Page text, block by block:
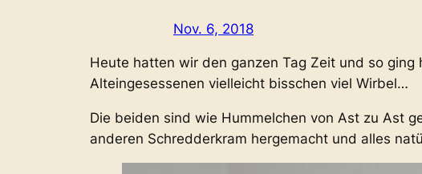
Nov. 6, 2018
Heute hatten wir den ganzen Tag Zeit und so
Alteingesessenen vielleicht bisschen viel Wirbel…
Die beiden sind wie Hummelchen von Ast zu Ast
anderen Schredderkram hergemacht und alles